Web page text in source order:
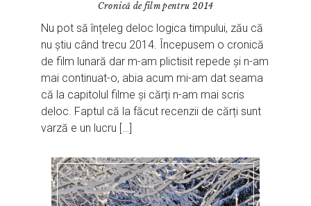
Cronică de film pentru 2014
Nu pot să înțeleg deloc logica timpului, zău că
nu știu când trecu 2014. Începusem o cronică
de film lunară dar m-am plictisit repede și n-am
mai continuat-o, abia acum mi-am dat seama
că la capitolul filme și cărți n-am mai scris
deloc. Faptul că la făcut recenzii de cărți sunt
varză e un lucru […]